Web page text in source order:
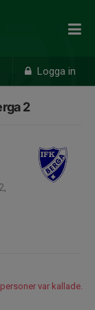
Logga in
2
var kallade.